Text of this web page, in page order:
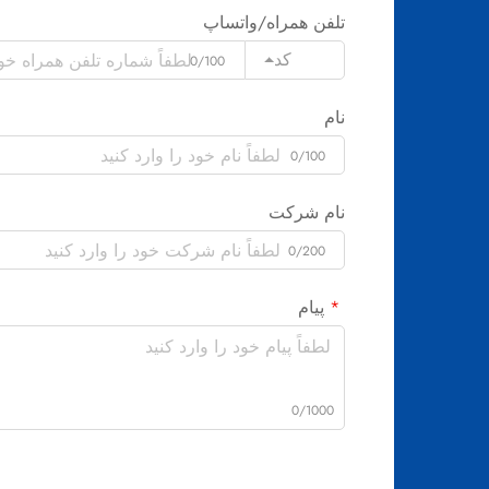
تلفن همراه/واتساپ
کد
0/100
نام
0/100
نام شرکت
0/200
پیام
0/1000